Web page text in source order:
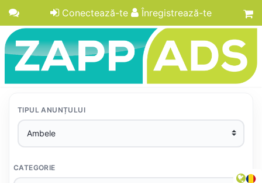
Conectează-te Înregistrează-te
TIPUL ANUNȚULUI
CATEGORIE